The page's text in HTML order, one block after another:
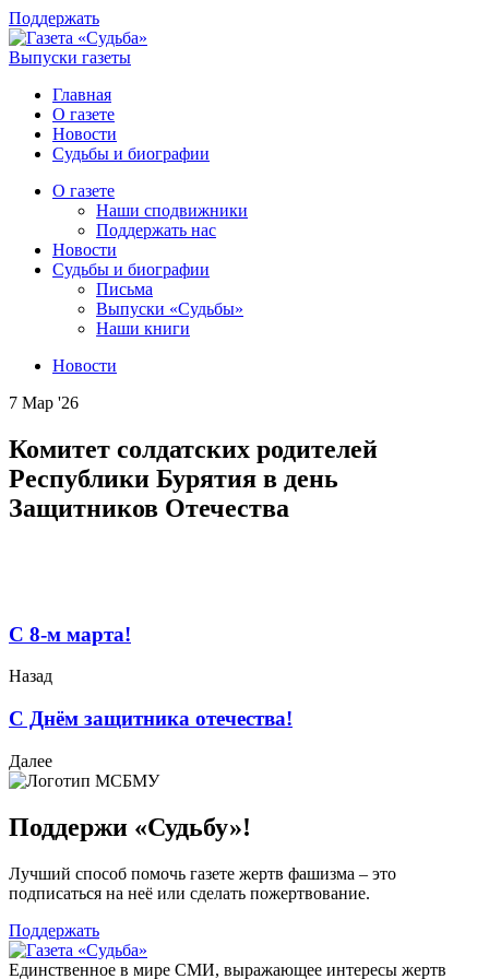
Поддержать
Выпуски газеты
Главная
О газете
Новости
Судьбы и биографии
О газете
Наши сподвижники
Поддержать нас
Новости
Судьбы и биографии
Письма
Выпуски «Судьбы»
Наши книги
Новости
7 Мар '26
Комитет солдатских родителей
Республики Бурятия в день
Защитников Отечества
С 8-м марта!
Назад
С Днём защитника отечества!
Далее
Поддержи «Судьбу»!
Лучший способ помочь газете жертв фашизма – это
подписаться на неё или сделать пожертвование.
Поддержать
Единственное в мире СМИ, выражающее интересы жертв